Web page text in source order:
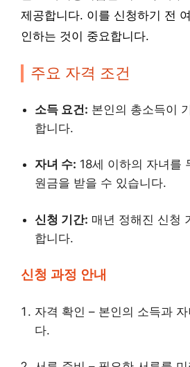
제공합니다. 이를 신청하기 전
인하는 것이 중요합니다.
주요 자격 조건
소득 요건: 본인의 총소득이
합니다.
자녀 수: 18세 이하의 자녀를
원금을 받을 수 있습니다.
신청 기간: 매년 정해진 신청
합니다.
신청 과정 안내
자격 확인 – 본인의 소득과
다.